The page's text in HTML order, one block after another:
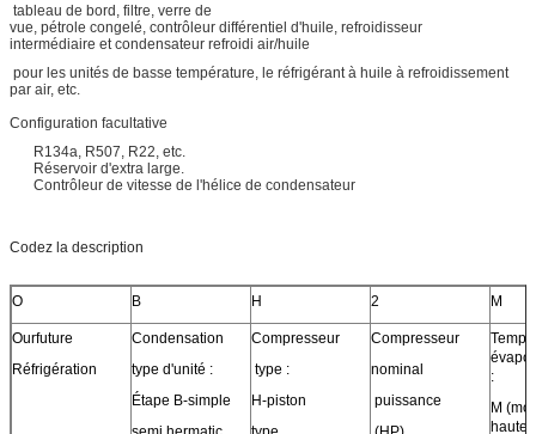
tableau de bord, filtre, verre de
vue, pétrole congelé, contrôleur différentiel d'huile, refroidisseur
intermédiaire et condensateur refroidi air/huile
pour les unités de basse température, le réfrigérant à huile à refroidissement
par air, etc.
Configuration facultative
R134a, R507, R22, etc.
Réservoir d'extra large.
Contrôleur de vitesse de l'hélice de condensateur
Codez la description
O B H 2 M
Ourfuture
Réfrigération
Condensation
type d'unité :
Étape B-simple
Compresseur
type :
H-piston
Compresseur
nominal
puissance
Temp
:
M
hautes